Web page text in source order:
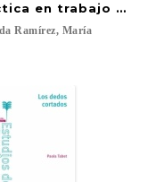
y
en trabajo
Ramírez, María